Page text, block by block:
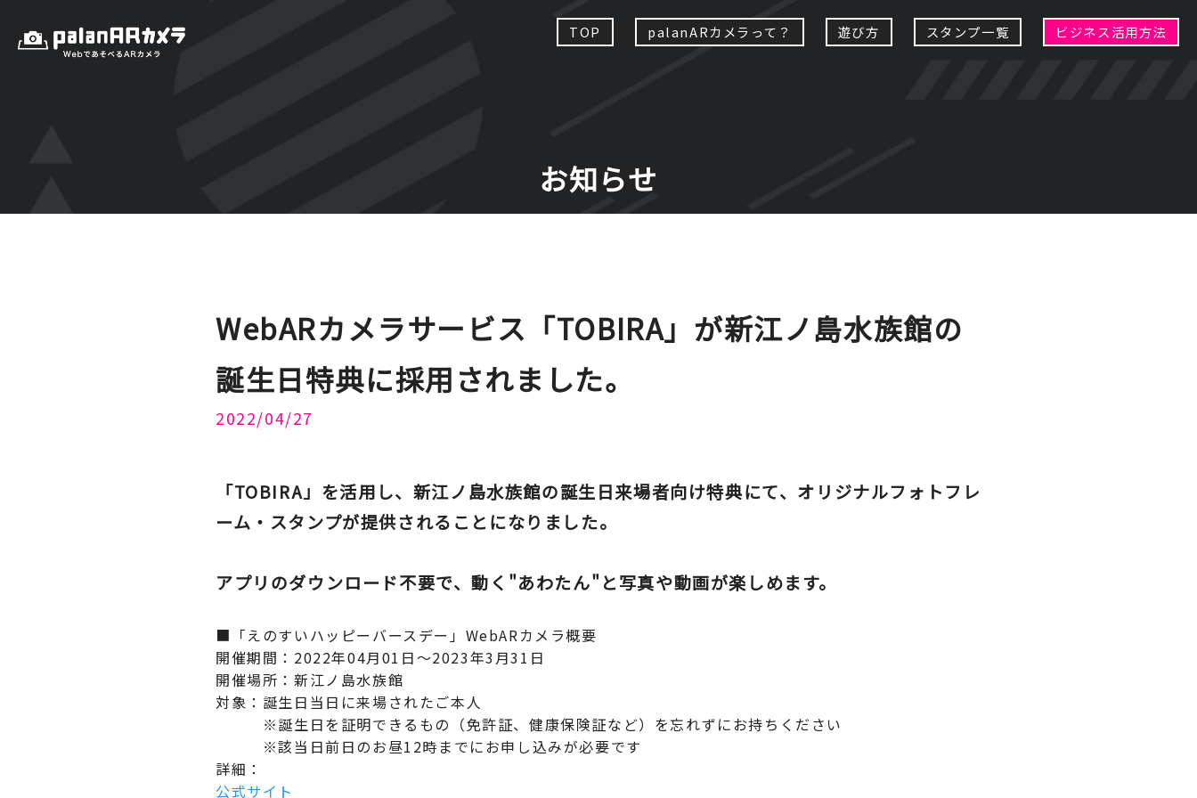
TOP palanARカメラって？ 遊び方 スタンプ一覧 ビジネス活用方法
お知らせ
WebARカメラサービス「TOBIRA」が新江ノ島水族館の
誕生日特典に採用されました。
2022/04/27
「TOBIRA」を活用し、新江ノ島水族館の誕生日来場者向け特典にて、オリジナルフォトフレ
ーム・スタンプが提供されることになりました。
アプリのダウンロード不要で、動く"あわたん"と写真や動画が楽しめます。
■「えのすいハッピーバースデー」WebARカメラ概要
開催期間：2022年04月01日～2023年3月31日
開催場所：新江ノ島水族館
対象：誕生日当日に来場されたご本人
※誕生日を証明できるもの（免許証、健康保険証など）を忘れずにお持ちください
※該当日前日のお昼12時までにお申し込みが必要です
詳細：
公式サイト